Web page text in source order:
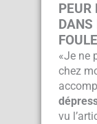
FOULE
«Je ne
chez
vu